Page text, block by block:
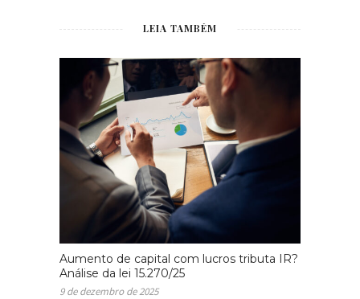
LEIA TAMBÉM
Aumento de capital com lucros tributa IR?
Análise da lei 15.270/25
9 de dezembro de 2025